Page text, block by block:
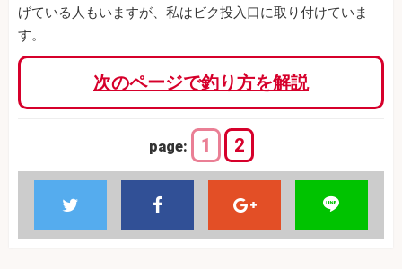
げている人もいますが、私はビク投入口に取り付けていま
す。
次のページで釣り方を解説
page: 1 2